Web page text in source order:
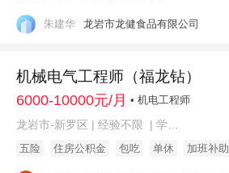
朱建华 龙岩市龙健食品有限公司
机械电气工程师（福龙钻）
6000-10000元/月 • 机电工程师
五险 住房公积金 包吃 单休 加班补助